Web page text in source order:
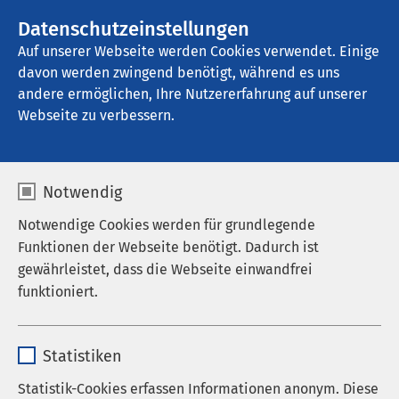
Datenschutzeinstellungen
Auf unserer Webseite werden Cookies verwendet. Einige
davon werden zwingend benötigt, während es uns
andere ermöglichen, Ihre Nutzererfahrung auf unserer
Webseite zu verbessern.
Notwendig
Notwendige Cookies werden für grundlegende
Funktionen der Webseite benötigt. Dadurch ist
gewährleistet, dass die Webseite einwandfrei
funktioniert.
Anbieter sgalinski
Statistiken
Statistik-Cookies erfassen Informationen anonym. Diese
AMEOS Reha Zentrum Oberhausen